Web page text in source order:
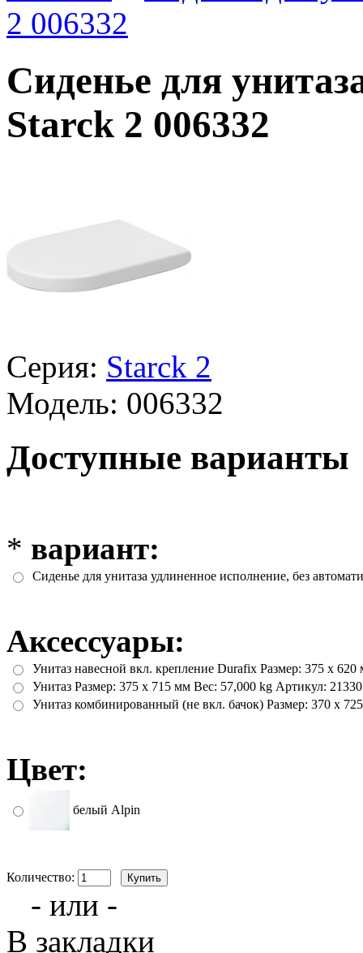
2 006332
Сиденье для
Starck 2 006332
Серия: Starck 2
Модель: 006332
Доступные варианты
* вариант:
Сиденье для унитаза удлиненное исполнение, без
Аксессуары:
Унитаз навесной вкл. крепление Durafix Размер: 375 x
Унитаз Размер: 375 x 715 мм Вес: 57,000 kg Артикул:
Унитаз комбинированный (не вкл. бачок) Размер: 370 x
Цвет:
белый Alpin
Количество:
- или -
В закладки